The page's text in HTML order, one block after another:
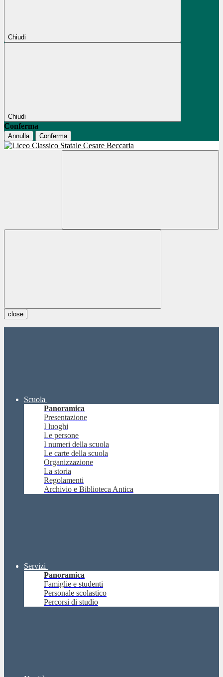
Chiudi
Chiudi
Conferma
Annulla Conferma
close
Scuola
Panoramica
Presentazione
I luoghi
Le persone
I numeri della scuola
Le carte della scuola
Organizzazione
La storia
Regolamenti
Archivio e Biblioteca Antica
Servizi
Panoramica
Famiglie e studenti
Personale scolastico
Percorsi di studio